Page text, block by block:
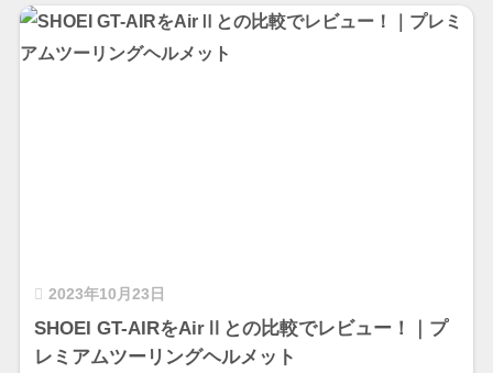
2023年10月23日
SHOEI GT-AIRをAirⅡとの比較でレビュー！｜プ
レミアムツーリングヘルメット